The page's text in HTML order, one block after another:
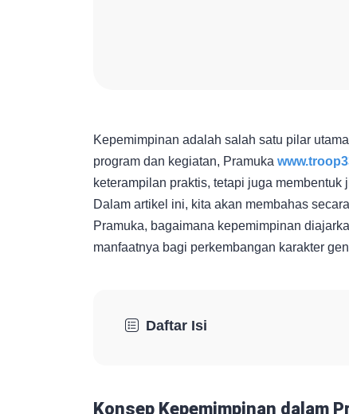
Kepemimpinan adalah salah satu pilar
program dan kegiatan, Pramuka
keterampilan praktis, tetapi juga
Dalam artikel ini, kita akan membahas
Pramuka, bagaimana kepemimpinan
manfaatnya bagi perkembangan karakter
Daftar Isi
Konsep Kepemimpinan dalam